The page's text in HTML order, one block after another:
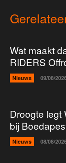
Wat maakt
RIDERS
Nieuws 09/08/
Droogte legt
bij
Nieuws 08/08/